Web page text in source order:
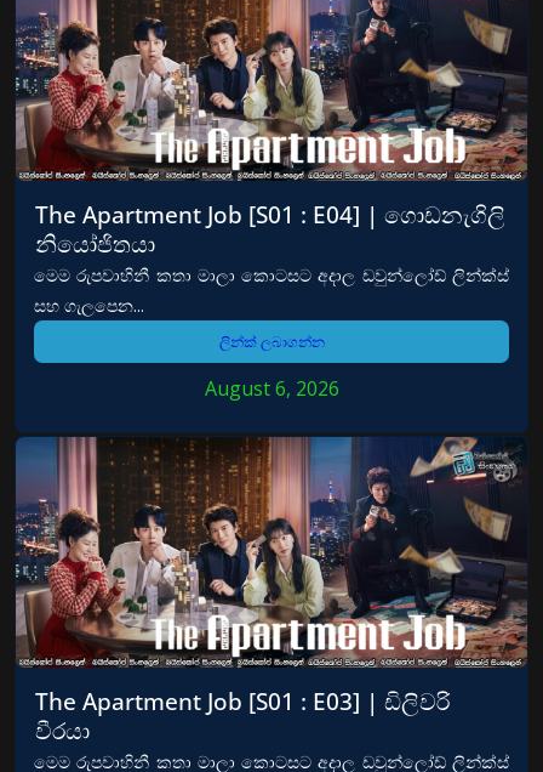
The Apartment Job [S01 : E04] | ගොඩනැගිලි
නියෝජිතයා
මෙම රුපවාහිනී කතා මාලා කොටසට අදාල ඩවුන්ලෝඩ් ලින්ක්ස්
සහ ගැලපෙන...
ලින්ක් ලබාගන්න
August 6, 2026
The Apartment Job [S01 : E03] | ඩිලිවරි
වීරයා
මෙම රුපවාහිනී කතා මාලා කොටසට අදාල ඩවුන්ලෝඩ් ලින්ක්ස්